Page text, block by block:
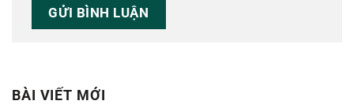
BÀI VIẾT MỚI